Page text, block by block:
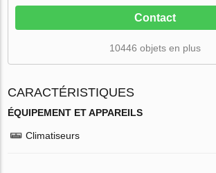
Contact
10446 objets en plus
CARACTÉRISTIQUES
ÉQUIPEMENT ET APPAREILS
Climatiseurs